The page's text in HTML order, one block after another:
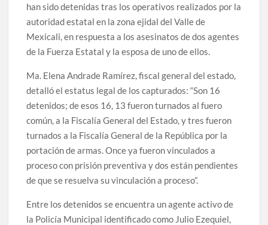
han sido detenidas tras los operativos realizados por la
autoridad estatal en la zona ejidal del Valle de
Mexicali, en respuesta a los asesinatos de dos agentes
de la Fuerza Estatal y la esposa de uno de ellos.
Ma. Elena Andrade Ramírez, fiscal general del estado,
detalló el estatus legal de los capturados: “Son 16
detenidos; de esos 16, 13 fueron turnados al fuero
común, a la Fiscalía General del Estado, y tres fueron
turnados a la Fiscalía General de la República por la
portación de armas. Once ya fueron vinculados a
proceso con prisión preventiva y dos están pendientes
de que se resuelva su vinculación a proceso”.
Entre los detenidos se encuentra un agente activo de
la Policía Municipal identificado como Julio Ezequiel,